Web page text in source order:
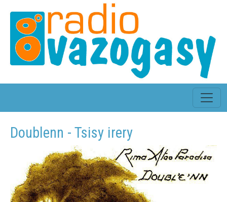
Doublenn - Tsisy irery